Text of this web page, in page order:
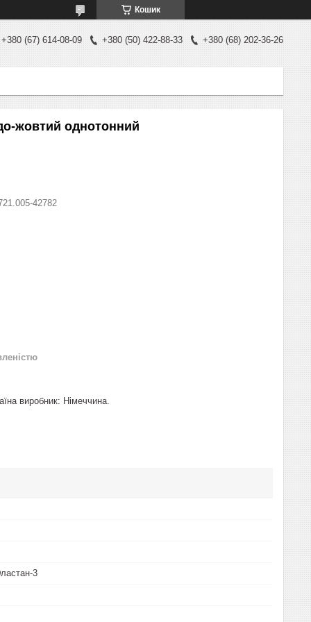
Кошик
+380 (67) 614-08-09 +380 (50) 422-88-33 +380 (68) 202-36-26
жовтий однотонний
42782
виробник: Німеччина.
3